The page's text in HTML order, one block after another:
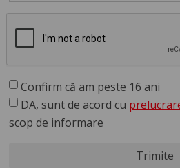
Confirm că am peste 16 ani
DA, sunt de acord cu
scop de informare
Trimite